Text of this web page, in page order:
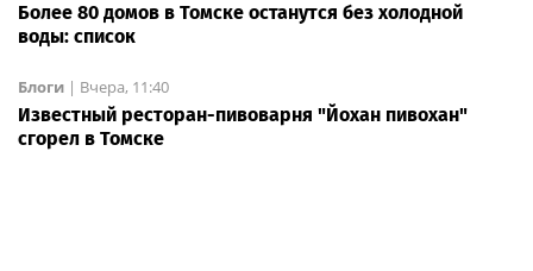
Более 80 домов в Томске останутся без холодной
воды: список
Блоги | Вчера, 11:40
Известный ресторан-пивоварня "Йохан пивохан"
сгорел в Томске